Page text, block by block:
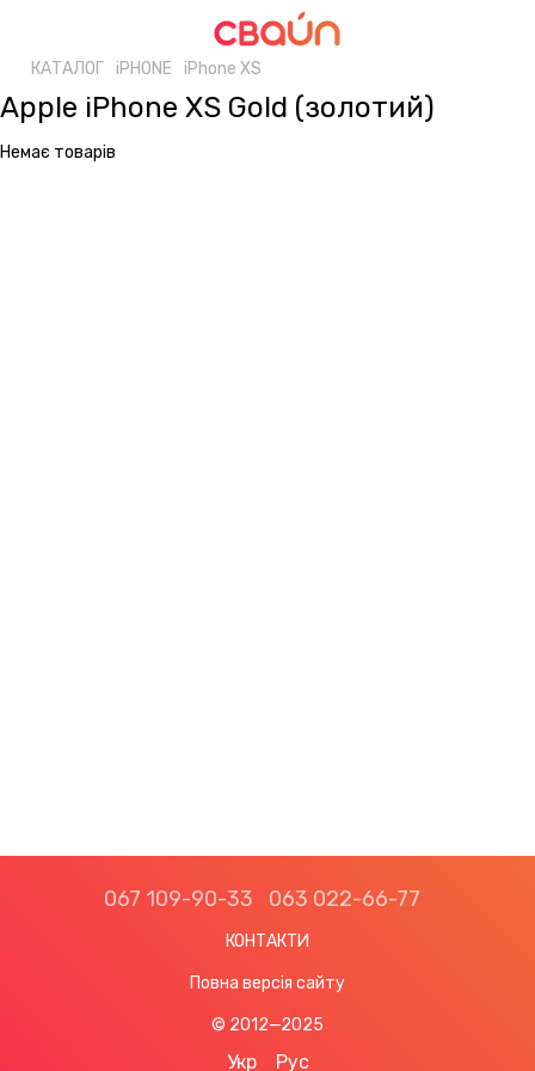
КАТАЛОГ iPHONE iPhone XS
Apple iPhone XS Gold (золотий)
Немає товарів
067 109-90-33 063 022-66-77
КОНТАКТИ
Повна версія сайту
© 2012—2025
Укр Рус